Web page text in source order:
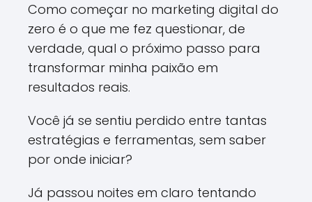
Como começar no marketing digital do
zero é o que me fez questionar, de
verdade, qual o próximo passo para
transformar minha paixão em
resultados reais.
Você já se sentiu perdido entre tantas
estratégias e ferramentas, sem saber
por onde iniciar?
Já passou noites em claro tentando